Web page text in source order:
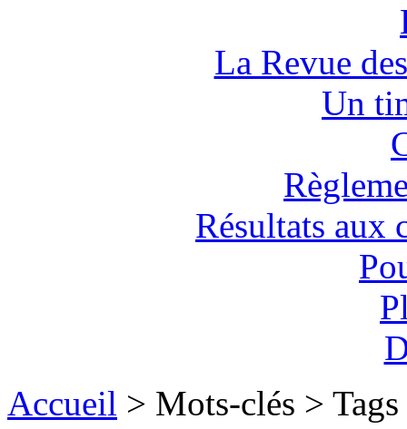
La Revue
Un
Résultats aux
Accueil > Mots-clés >